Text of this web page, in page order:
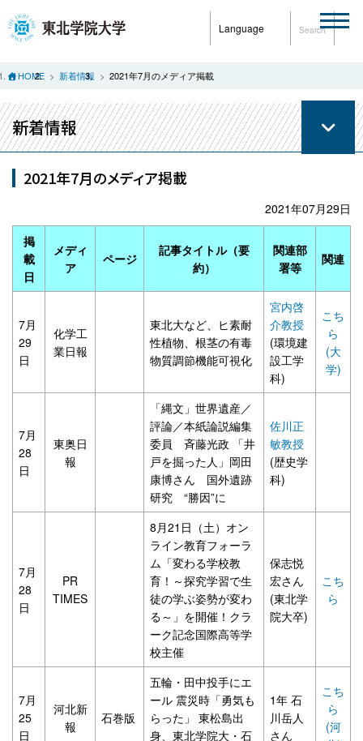
Language Search
HOME 新着情報 2021年7月のメディア掲載
新着情報
2021年7月のメディア掲載
2021年07月29日
掲
載
日
メディ
ア
ページ
記事タイトル（要
約）
関連部
署等
関連
7月
29
日
化学工
業日報
東北大など、ヒ素耐
性植物、根茎の有毒
物質調節機能可視化
宮内啓
介教授
(環境建
設工学
科)
こち
ら
(大
学)
7月
28
日
東奥日
報
「縄文」世界遺産／
評論／本紙論説編集
委員 斉藤光政 「井
戸を掘った人」岡田
康博さん 国外遺跡
研究 “勝因”に
佐川正
敏教授
(歴史学
科)
7月
28
日
PR
TIMES
8月21日（土）オン
ライン教育フォーラ
ム「変わる学校教
育！～探究学習で生
徒の学ぶ姿勢が変わ
る～」を開催！クラ
ーク記念国際高等学
校主催
保志悦
宏さん
(東北学
院大卒)
こち
ら
7月
25
日
河北新
報
石巻版
五輪・田中投手にエ
ール 震災時「勇気も
らった」 東松島出
身、東北学院大・石
1年 石
川岳人
さん
こち
ら
(河